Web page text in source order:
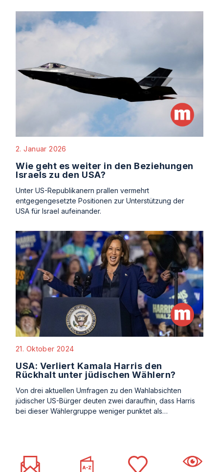
2. Januar 2026
Wie geht es weiter in den Beziehungen
Israels zu den USA?
Unter US-Republikanern prallen vermehrt
entgegengesetzte Positionen zur Unterstützung der
USA für Israel aufeinander.
21. Oktober 2024
USA: Verliert Kamala Harris den
Rückhalt unter jüdischen Wählern?
Von drei aktuellen Umfragen zu den Wahlabsichten
jüdischer US-Bürger deuten zwei daraufhin, dass Harris
bei dieser Wählergruppe weniger punktet als…